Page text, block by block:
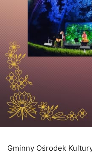
Gminny Ośrodek